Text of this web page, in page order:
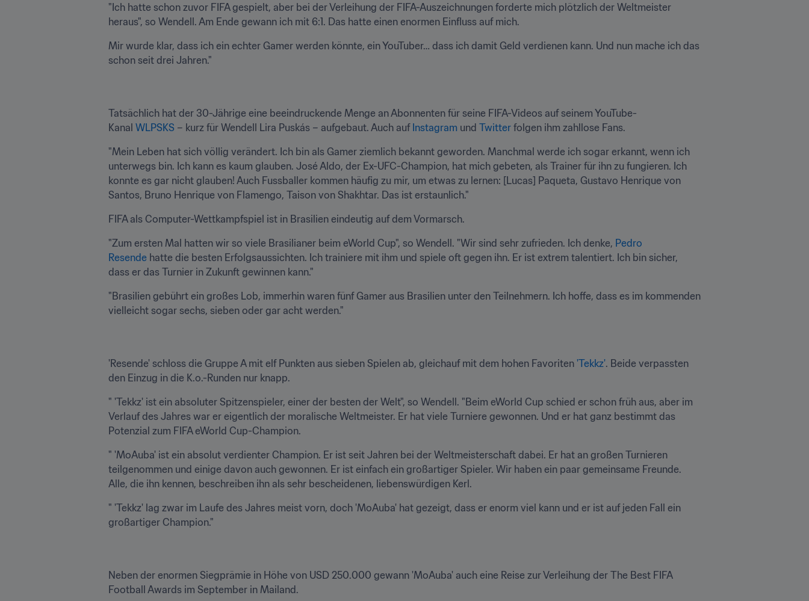
"Ich hatte schon zuvor FIFA gespielt, aber bei der Verleihung der FIFA-Auszeichnungen forderte mich plötzlich der Weltmeister
heraus", so Wendell. Am Ende gewann ich mit 6:1. Das hatte einen enormen Einfluss auf mich.
Mir wurde klar, dass ich ein echter Gamer werden könnte, ein YouTuber… dass ich damit Geld verdienen kann. Und nun mache ich das
schon seit drei Jahren."
Tatsächlich hat der 30-Jährige eine beeindruckende Menge an Abonnenten für seine FIFA-Videos auf seinem YouTube-
Kanal WLPSKS – kurz für Wendell Lira Puskás – aufgebaut. Auch auf Instagram und Twitter folgen ihm zahllose Fans.
"Mein Leben hat sich völlig verändert. Ich bin als Gamer ziemlich bekannt geworden. Manchmal werde ich sogar erkannt, wenn ich
unterwegs bin. Ich kann es kaum glauben. José Aldo, der Ex-UFC-Champion, hat mich gebeten, als Trainer für ihn zu fungieren. Ich
konnte es gar nicht glauben! Auch Fussballer kommen häufig zu mir, um etwas zu lernen: [Lucas] Paqueta, Gustavo Henrique von
Santos, Bruno Henrique von Flamengo, Taison von Shakhtar. Das ist erstaunlich."
FIFA als Computer-Wettkampfspiel ist in Brasilien eindeutig auf dem Vormarsch.
"Zum ersten Mal hatten wir so viele Brasilianer beim eWorld Cup", so Wendell. "Wir sind sehr zufrieden. Ich denke, Pedro
Resende hatte die besten Erfolgsaussichten. Ich trainiere mit ihm und spiele oft gegen ihn. Er ist extrem talentiert. Ich bin sicher,
dass er das Turnier in Zukunft gewinnen kann."
"Brasilien gebührt ein großes Lob, immerhin waren fünf Gamer aus Brasilien unter den Teilnehmern. Ich hoffe, dass es im kommenden
vielleicht sogar sechs, sieben oder gar acht werden."
'Resende' schloss die Gruppe A mit elf Punkten aus sieben Spielen ab, gleichauf mit dem hohen Favoriten 'Tekkz'. Beide verpassten
den Einzug in die K.o.-Runden nur knapp.
" 'Tekkz' ist ein absoluter Spitzenspieler, einer der besten der Welt", so Wendell. "Beim eWorld Cup schied er schon früh aus, aber im
Verlauf des Jahres war er eigentlich der moralische Weltmeister. Er hat viele Turniere gewonnen. Und er hat ganz bestimmt das
Potenzial zum FIFA eWorld Cup-Champion.
" 'MoAuba' ist ein absolut verdienter Champion. Er ist seit Jahren bei der Weltmeisterschaft dabei. Er hat an großen Turnieren
teilgenommen und einige davon auch gewonnen. Er ist einfach ein großartiger Spieler. Wir haben ein paar gemeinsame Freunde.
Alle, die ihn kennen, beschreiben ihn als sehr bescheidenen, liebenswürdigen Kerl.
" 'Tekkz' lag zwar im Laufe des Jahres meist vorn, doch 'MoAuba' hat gezeigt, dass er enorm viel kann und er ist auf jeden Fall ein
großartiger Champion."
Neben der enormen Siegprämie in Höhe von USD 250.000 gewann 'MoAuba' auch eine Reise zur Verleihung der The Best FIFA
Football Awards im September in Mailand.